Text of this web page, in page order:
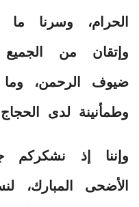
الحرام، وسرنا
وإتقان من
ضيوف الرحمن، وما
وطمأنينة لدى
وإننا إذ نشكركم
الأضحى المبارك،